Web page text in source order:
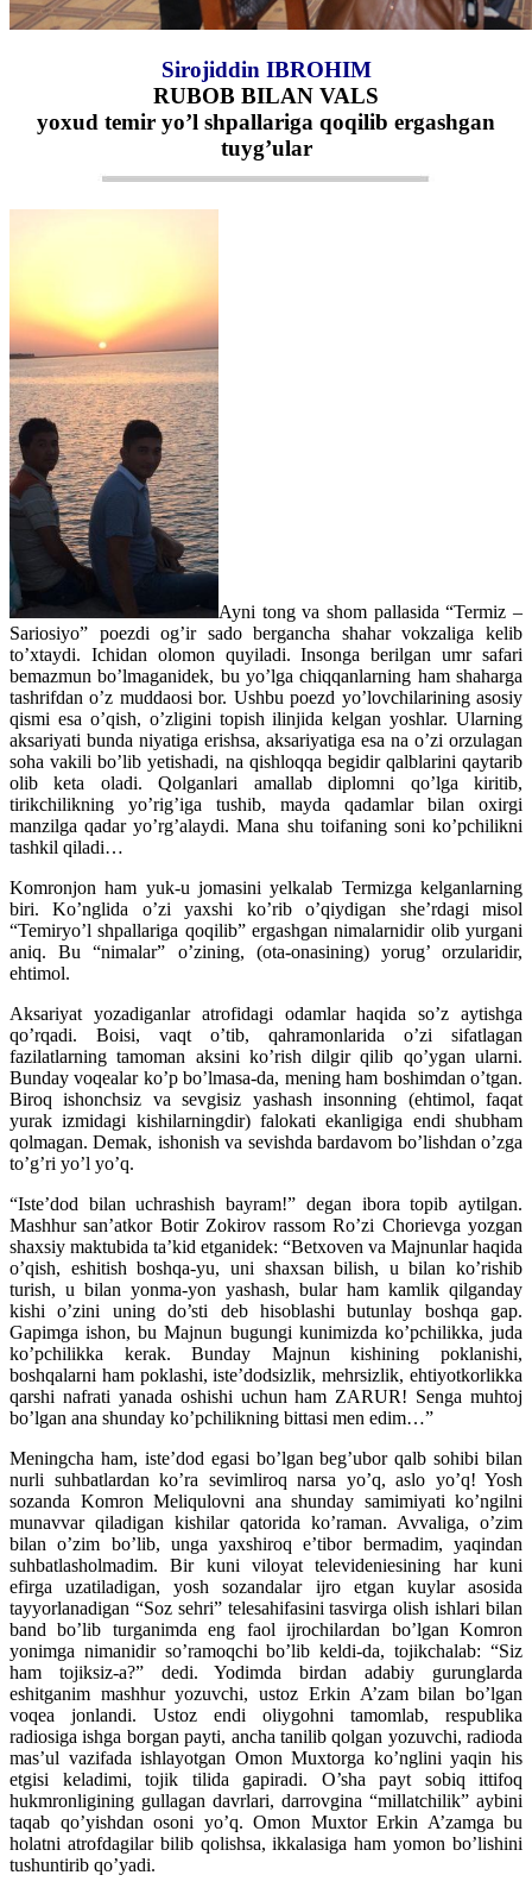
Sirojiddin IBROHIM
RUBOB BILAN VALS
yoxud temir yo’l shpallariga qoqilib ergashgan
tuyg’ular
Ayni tong va shom pallasida “Termiz –
Sariosiyo” poezdi og’ir sado bergancha shahar vokzaliga kelib
to’xtaydi. Ichidan olomon quyiladi. Insonga berilgan umr safari
bemazmun bo’lmaganidek, bu yo’lga chiqqanlarning ham shaharga
tashrifdan o’z muddaosi bor. Ushbu poezd yo’lovchilarining asosiy
qismi esa o’qish, o’zligini topish ilinjida kelgan yoshlar. Ularning
aksariyati bunda niyatiga erishsa, aksariyatiga esa na o’zi orzulagan
soha vakili bo’lib yetishadi, na qishloqqa begidir qalblarini qaytarib
olib keta oladi. Qolganlari amallab diplomni qo’lga kiritib,
tirikchilikning yo’rig’iga tushib, mayda qadamlar bilan oxirgi
manzilga qadar yo’rg’alaydi. Mana shu toifaning soni ko’pchilikni
tashkil qiladi…
Komronjon ham yuk-u jomasini yelkalab Termizga kelganlarning
biri. Ko’nglida o’zi yaxshi ko’rib o’qiydigan she’rdagi misol
“Temiryo’l shpallariga qoqilib” ergashgan nimalarnidir olib yurgani
aniq. Bu “nimalar” o’zining, (ota-onasining) yorug’ orzularidir,
ehtimol.
Aksariyat yozadiganlar atrofidagi odamlar haqida so’z aytishga
qo’rqadi. Boisi, vaqt o’tib, qahramonlarida o’zi sifatlagan
fazilatlarning tamoman aksini ko’rish dilgir qilib qo’ygan ularni.
Bunday voqealar ko’p bo’lmasa-da, mening ham boshimdan o’tgan.
Biroq ishonchsiz va sevgisiz yashash insonning (ehtimol, faqat
yurak izmidagi kishilarningdir) falokati ekanligiga endi shubham
qolmagan. Demak, ishonish va sevishda bardavom bo’lishdan o’zga
to’g’ri yo’l yo’q.
“Iste’dod bilan uchrashish bayram!” degan ibora topib aytilgan.
Mashhur san’atkor Botir Zokirov rassom Ro’zi Chorievga yozgan
shaxsiy maktubida ta’kid etganidek: “Betxoven va Majnunlar haqida
o’qish, eshitish boshqa-yu, uni shaxsan bilish, u bilan ko’rishib
turish, u bilan yonma-yon yashash, bular ham kamlik qilganday
kishi o’zini uning do’sti deb hisoblashi butunlay boshqa gap.
Gapimga ishon, bu Majnun bugungi kunimizda ko’pchilikka, juda
ko’pchilikka kerak. Bunday Majnun kishining poklanishi,
boshqalarni ham poklashi, iste’dodsizlik, mehrsizlik, ehtiyotkorlikka
qarshi nafrati yanada oshishi uchun ham ZARUR! Senga muhtoj
bo’lgan ana shunday ko’pchilikning bittasi men edim…”
Meningcha ham, iste’dod egasi bo’lgan beg’ubor qalb sohibi bilan
nurli suhbatlardan ko’ra sevimliroq narsa yo’q, aslo yo’q! Yosh
sozanda Komron Meliqulovni ana shunday samimiyati ko’ngilni
munavvar qiladigan kishilar qatorida ko’raman. Avvaliga, o’zim
bilan o’zim bo’lib, unga yaxshiroq e’tibor bermadim, yaqindan
suhbatlasholmadim. Bir kuni viloyat televideniesining har kuni
efirga uzatiladigan, yosh sozandalar ijro etgan kuylar asosida
tayyorlanadigan “Soz sehri” telesahifasini tasvirga olish ishlari bilan
band bo’lib turganimda eng faol ijrochilardan bo’lgan Komron
yonimga nimanidir so’ramoqchi bo’lib keldi-da, tojikchalab: “Siz
ham tojiksiz-a?” dedi. Yodimda birdan adabiy gurunglarda
eshitganim mashhur yozuvchi, ustoz Erkin A’zam bilan bo’lgan
voqea jonlandi. Ustoz endi oliygohni tamomlab, respublika
radiosiga ishga borgan payti, ancha tanilib qolgan yozuvchi, radioda
mas’ul vazifada ishlayotgan Omon Muxtorga ko’nglini yaqin his
etgisi keladimi, tojik tilida gapiradi. O’sha payt sobiq ittifoq
hukmronligining gullagan davrlari, darrovgina “millatchilik” aybini
taqab qo’yishdan osoni yo’q. Omon Muxtor Erkin A’zamga bu
holatni atrofdagilar bilib qolishsa, ikkalasiga ham yomon bo’lishini
tushuntirib qo’yadi.